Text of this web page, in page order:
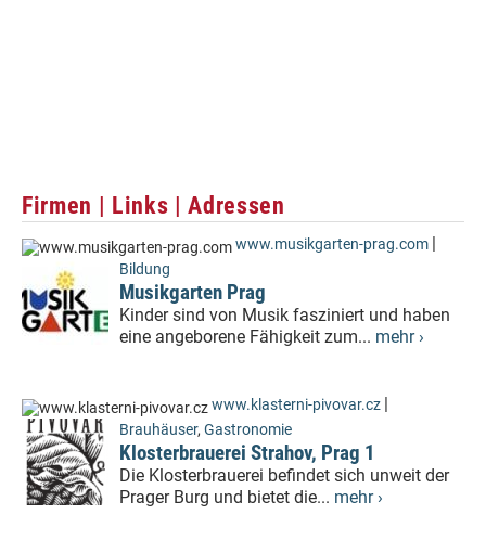
Firmen | Links | Adressen
www.musikgarten-prag.com |
Bildung
Musikgarten Prag
Kinder sind von Musik fasziniert und haben
eine angeborene Fähigkeit zum... mehr ›
www.klasterni-pivovar.cz |
Brauhäuser, Gastronomie
Klosterbrauerei Strahov, Prag 1
Die Klosterbrauerei befindet sich unweit der
Prager Burg und bietet die... mehr ›